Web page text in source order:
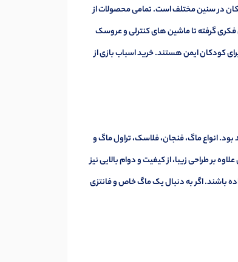
در سنین مختلف است. تمامی محصولات از
فکری گرفته تا ماشین های کنترلی و عروسک
کودکان ایمن هستند. خرید اسباب بازی از
انواع ماگ، فنجان، فلاسک، تراول ماگ و
بر طراحی زیبا، از کیفیت و دوام بالایی نیز
باشند. اگر به دنبال یک ماگ خاص و فانتزی